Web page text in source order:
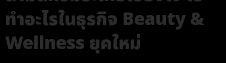
ทำอะไรในธุรกิจ Beauty &
Wellness ยุคใหม่